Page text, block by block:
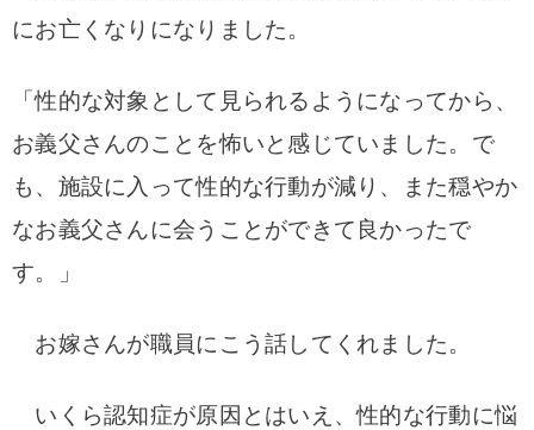
にお亡くなりになりました。
「性的な対象として見られるようになってから、
お義父さんのことを怖いと感じていました。 で
も、施設に入って性的な行動が減り、また穏やか
なお義父さんに会うことができて良かったで
す。」
お嫁さんが職員にこう話してくれました。
いくら認知症が原因とはいえ、性的な行動に悩